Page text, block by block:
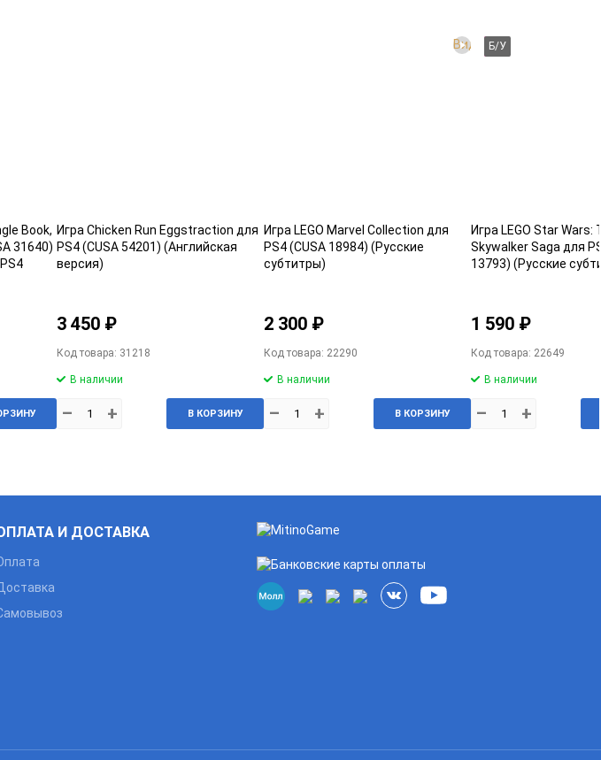
Book,
31640)
Игра Chicken Run Eggstraction для
PS4 (CUSA 54201) (Английская
версия)
3 450 ₽
Код товара: 31218
В наличии
– + В КОРЗИНУ
Видео
Игра LEGO Marvel Collection для
PS4 (CUSA 18984) (Русские
субтитры)
2 300 ₽
Код товара: 22290
В наличии
– + В КОРЗИНУ
Б/У
Игра LEGO Star Wars:
Skywalker Saga для
13793) (Русские
1 590 ₽
Код товара: 22649
В наличии
– +
И ДОСТАВКА